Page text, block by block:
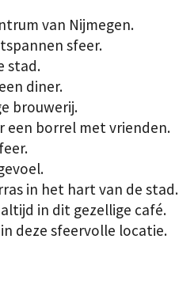
van Nijmegen.
sfeer.
stad.
diner.
brouwerij.
een borrel met vrienden.
in het hart van de stad.
in dit gezellige café.
deze sfeervolle locatie.